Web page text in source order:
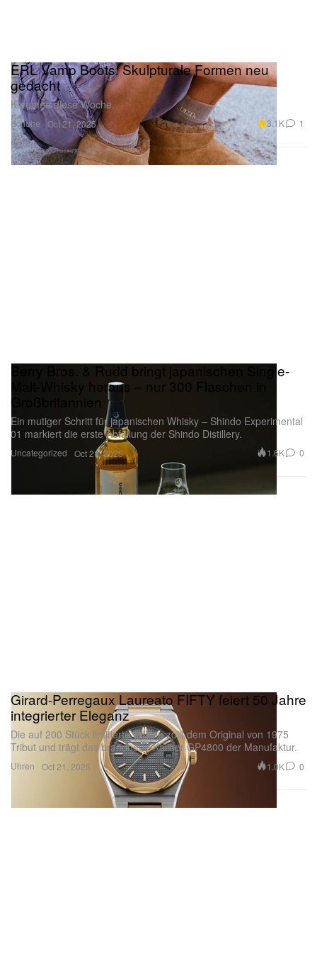
Schuhe
ERL Vamp Boots: Skulpturale Formen neu
gedacht
Kommen diese Woche.
Oct 21, 2025 3.1K 1
Uncategorized
Berry Bros. & Rudd bringt japanischen Single-
Malt-Whisky heraus – nur 300 Flaschen in
Großbritannien
Ein mutiger Schritt für japanischen Whisky – Shindo Experimental
01 markiert die erste Abfüllung der Shindo Distillery.
Oct 21, 2025 1.6K 0
Uhren
Girard-Perregaux Laureato FIFTY feiert 50 Jahre
integrierter Eleganz
Die auf 200 Stück limitierte Edition zollt dem Original von 1975
Tribut und trägt das brandneue Kaliber GP4800 der Manufaktur.
Oct 21, 2025 1.0K 0